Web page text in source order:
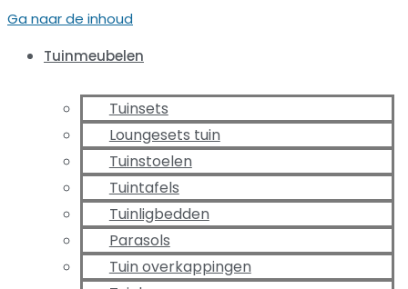
Ga naar de inhoud
Tuinmeubelen
Tuinsets
Loungesets tuin
Tuinstoelen
Tuintafels
Tuinligbedden
Parasols
Tuin overkappingen